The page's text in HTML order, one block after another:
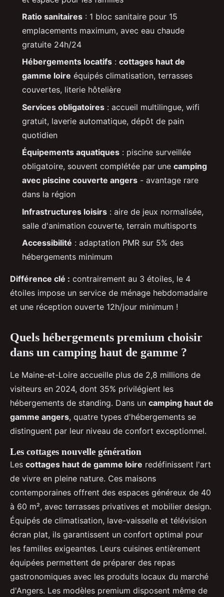
Ratio sanitaires : 1 bloc sanitaire pour 15
emplacements maximum, avec eau chaude
gratuite 24h/24
Hébergements locatifs : cottages haut de
gamme loire équipés climatisation, terrasses
couvertes, literie hôtelière
Services obligatoires : accueil multilingue, wifi
gratuit, laverie automatique, dépôt de pain
quotidien
Équipements aquatiques : piscine surveillée
obligatoire, souvent complétée par une camping
avec piscine couverte angers - avantage rare
dans la région
Infrastructures loisirs : aire de jeux normalisée,
salle d'animation couverte, terrain multisports
Accessibilité : adaptation PMR sur 5% des
hébergements minimum
Différence clé : contrairement au 3 étoiles, le 4
étoiles impose un service de ménage hebdomadaire
et une réception ouverte 12h/jour minimum !
Quels hébergements premium choisir
dans un camping haut de gamme ?
Le Maine-et-Loire accueille plus de 2,8 millions de
visiteurs en 2024, dont 35% privilégient les
hébergements de standing. Dans un camping haut de
gamme angers, quatre types d'hébergements se
distinguent par leur niveau de confort exceptionnel.
Les cottages nouvelle génération
Les cottages haut de gamme loire redéfinissent l'art
de vivre en pleine nature. Ces maisons
contemporaines offrent des espaces généreux de 40
à 60 m², avec terrasses privatives et mobilier design.
Équipés de climatisation, lave-vaisselle et télévision
écran plat, ils garantissent un confort optimal pour
les familles exigeantes. Leurs cuisines entièrement
équipées permettent de préparer des repas
gastronomiques avec les produits locaux du marché
d'Angers. Les modèles premium disposent même de